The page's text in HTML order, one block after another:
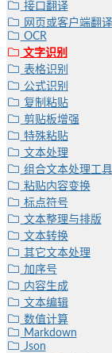
接口翻译
网页或客户端翻译
OCR
文字识别
表格识别
公式识别
复制粘贴
剪贴板增强
特殊粘贴
文本处理
组合文本处理工具
粘贴内容变换
标点符号
文本整理与排版
文本转换
其它文本处理
加序号
内容生成
文本编辑
数值计算
Markdown
Json